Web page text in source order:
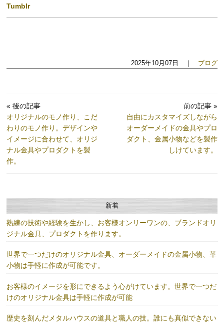
Tumblr
2025年10月07日 ｜ ブログ
« 後の記事
オリジナルのモノ作り、こだ
わりのモノ作り。デザインや
イメージに合わせて、オリジ
ナル金具やプロダクトを製
作。
前の記事 »
自由にカスタマイズしながら
オーダーメイドの金具やプロ
ダクト、金属小物などを製作
しけています。
新着
熟練の技術や経験を生かし、お客様オンリーワンの、ブランドオリ
ジナル金具、プロダクトを作ります。
世界で一つだけのオリジナル金具、オーダーメイドの金属小物、革
小物は手軽に作成が可能です。
お客様のイメージを形にできるよう心がけています。世界で一つだ
けのオリジナル金具は手軽に作成が可能
歴史を刻んだメタルハウスの道具と職人の技。誰にも真似できない